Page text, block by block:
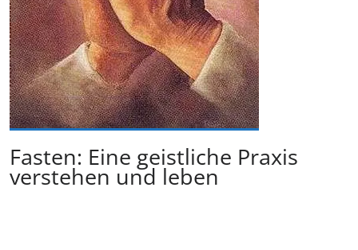
Fasten: Eine geistliche Praxis
verstehen und leben